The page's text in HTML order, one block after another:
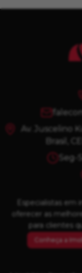
Av. Juscelino
Brasil,
Seg-
Especialistas em
oferecer as
para clientes
Conheça a